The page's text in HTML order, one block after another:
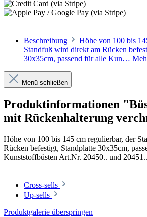
Beschreibung
Höhe von 100 bis
Standfuß wird direkt am Rücken
30x35cm, passend für alle Kun…
Menü schließen
Produktinformationen
mit Rückenhalterung
Höhe von 100 bis 145 cm regulierbar, der
Rücken befestigt, Standplatte 30x35cm,
Kunststoffbüsten Art.Nr. 20450.. und 20451..
Cross-sells
Up-sells
Produktgalerie überspringen